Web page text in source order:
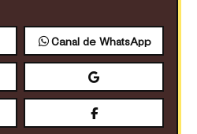
Canal de WhatsApp